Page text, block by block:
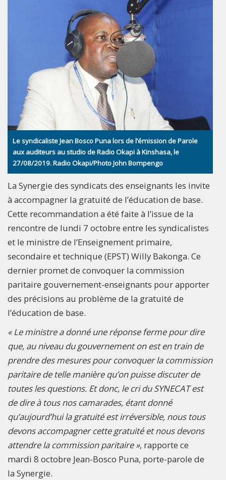
Le syndicaliste Jean Bosco Puna lors de l’émission de Parole
aux auditeurs au studio de Radio Okapi à Kinshasa, le
27/08/2019. Radio Okapi/Photo John Bompengo
La Synergie des syndicats des enseignants les invite
à accompagner la gratuité de l’éducation de base.
Cette recommandation a été faite à l’issue de la
rencontre de lundi 7 octobre entre les syndicalistes
et le ministre de l’Enseignement primaire,
secondaire et technique (EPST) Willy Bakonga. Ce
dernier promet de convoquer la commission
paritaire gouvernement-enseignants pour apporter
des précisions au problème de la gratuité de
l’éducation de base.
« Le ministre a donné une réponse ferme pour dire
que, au niveau du gouvernement on est en train de
prendre des mesures pour convoquer la commission
paritaire de telle manière qu’on puisse discuter de
toutes les questions. Et donc, le cri du SYNECAT est
de dire à tous nos camarades, étant donné
qu’aujourd’hui la gratuité est irréversible, nous tous
devons accompagner cette gratuité et nous devons
attendre la commission paritaire », rapporte ce
mardi 8 octobre Jean-Bosco Puna, porte-parole de
la Synergie.